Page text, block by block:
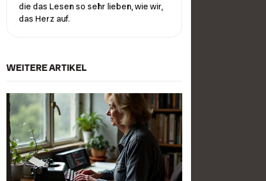
die das Lesen so sehr lieben, wie wir,
das Herz auf.
WEITERE ARTIKEL